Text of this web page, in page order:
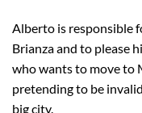
Alberto is responsible
Brianza and to please
who wants to move to
pretending to be
big city.